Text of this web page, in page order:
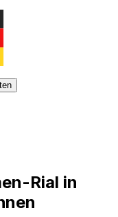
Rial in